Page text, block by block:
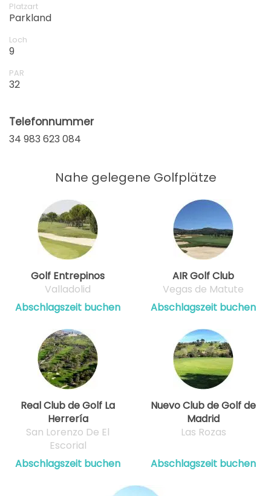
Platzart
Parkland
Loch
9
PAR
32
Telefonnummer
34 983 623 084
Nahe gelegene Golfplätze
Golf Entrepinos
Valladolid
Abschlagszeit buchen
AIR Golf Club
Vegas de Matute
Abschlagszeit buchen
Real Club de Golf La
Herrería
San Lorenzo De El
Escorial
Abschlagszeit buchen
Nuevo Club de Golf de
Madrid
Las Rozas
Abschlagszeit buchen